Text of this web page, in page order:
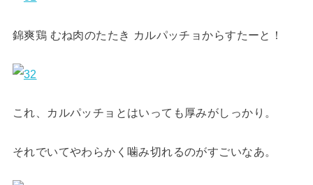
錦爽鶏 むね肉のたたき カルパッチョからすたーと！
これ、カルパッチョとはいっても厚みがしっかり。
それでいてやわらかく噛み切れるのがすごいなあ。